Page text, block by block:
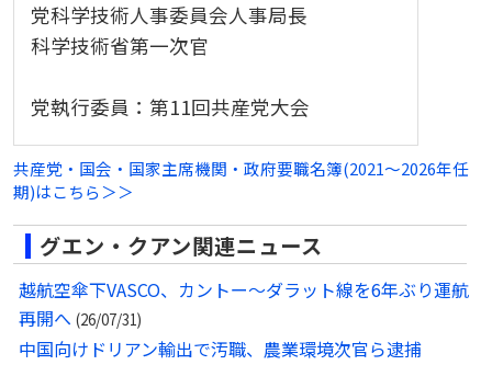
党科学技術人事委員会人事局長
科学技術省第一次官
党執行委員：第11回共産党大会
共産党・国会・国家主席機関・政府要職名簿(2021～2026年任
期)はこちら＞＞
グエン・クアン関連ニュース
越航空傘下VASCO、カントー〜ダラット線を6年ぶり運航
再開へ (26/07/31)
中国向けドリアン輸出で汚職、農業環境次官ら逮捕